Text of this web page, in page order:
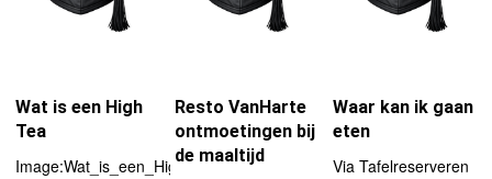
Wat is een High
Tea
Image:Wat_is_een_High_Tea-
Resto VanHarte
ontmoetingen bij
de maaltijd
Waar kan ik gaan
eten
Via Tafelreserveren